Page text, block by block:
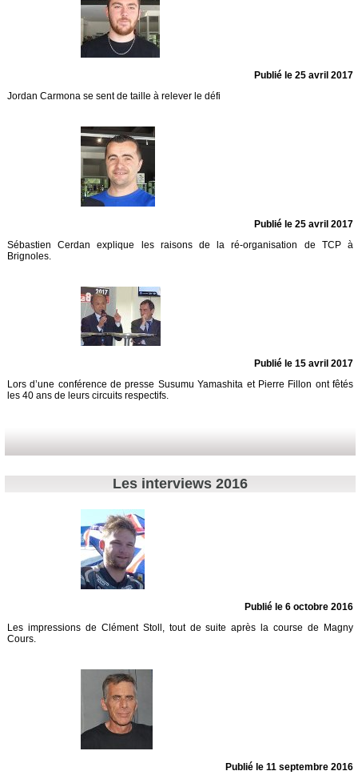
Publié le 25 avril 2017
Jordan Carmona se sent de taille à relever le défi
Publié le 25 avril 2017
Sébastien Cerdan explique les raisons de la ré-organisation de TCP à
Brignoles.
Publié le 15 avril 2017
Lors d’une conférence de presse Susumu Yamashita et Pierre Fillon ont fêtés
les 40 ans de leurs circuits respectifs.
Les interviews 2016
Publié le 6 octobre 2016
Les impressions de Clément Stoll, tout de suite après la course de Magny
Cours.
Publié le 11 septembre 2016